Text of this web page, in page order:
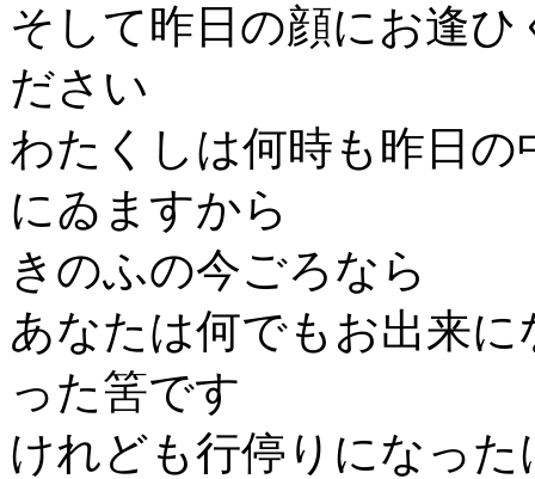
そして昨日の顔にお逢ひ
ださい
わたくしは何時も昨日の
にゐますから
きのふの今ごろなら
あなたは何でもお出来に
った筈です
けれども行停りになった